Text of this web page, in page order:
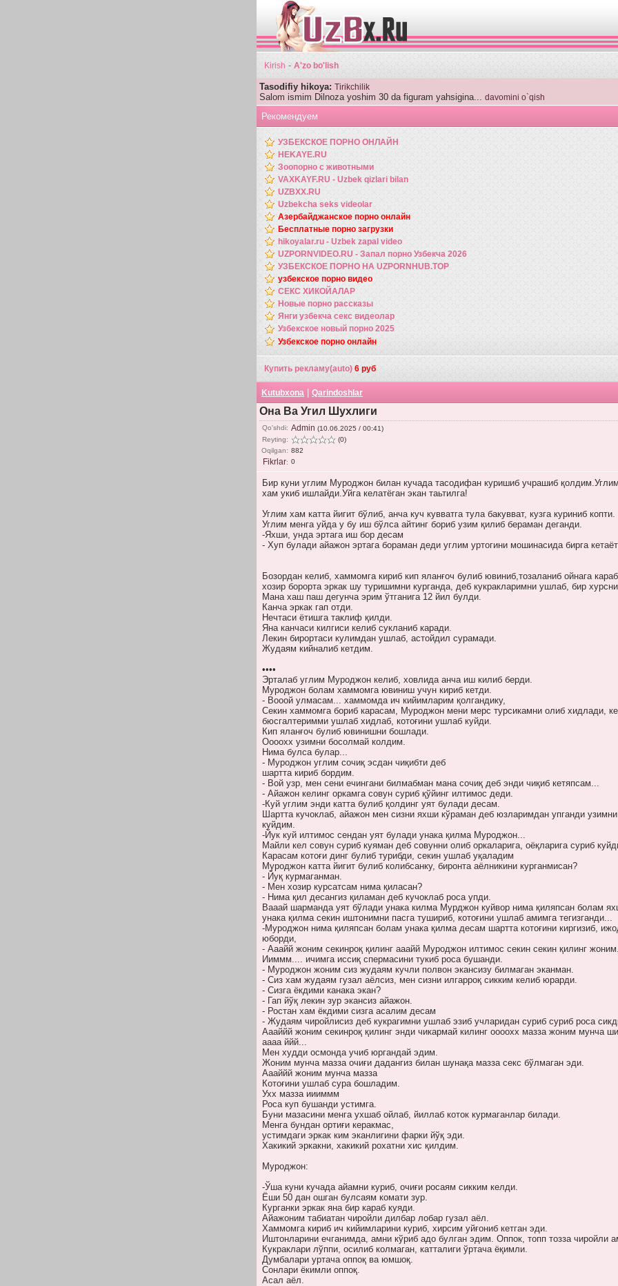
Kirish - A'zo bo'lish
Tasodifiy hikoya: Tirikchilik
Salom ismim Dilnoza yoshim 30 da figuram yahsigina... davomini o`qish
Рекомендуем
УЗБЕКСКОЕ ПОРНО ОНЛАЙН
HEKAYE.RU
Зоопорно с животными
VAXKAYF.RU - Uzbek qizlari bilan
UZBXX.RU
Uzbekcha seks videolar
Азербайджанское порно онлайн
Бесплатные порно загрузки
hikoyalar.ru - Uzbek zapal video
UZPORNVIDEO.RU - Запал порно Узбекча 2026
УЗБЕКСКОЕ ПОРНО НА UZPORNHUB.TOP
узбекское порно видео
СЕКС ХИКОЙАЛАР
Новые порно рассказы
Янги узбекча секс видеолар
Узбекское новый порно 2025
Узбекское порно онлайн
Купить рекламу(auto) 6 руб
Kutubxona | Qarindoshlar
Она Ва Угил Шухлиги
Qo'shdi: Admin (10.06.2025 / 00:41)
Reyting:
(0)
Oqilgan: 882
Fikrlar: 0
Бир куни углим Муроджон билан кучада тасодифан куришиб учрашиб
хам укиб ишлайди.Уйга келатёган экан таьтилга!
Углим хам катта йигит бўлиб, анча куч кувватга тула бакувват, кузга куриниб копти.
Углим менга уйда у бу иш бўлса айтинг бориб узим қилиб бераман деганди.
-Яхши, унда эртага иш бор десам
- Хуп булади айажон эртага бораман деди углим уртогини мошинасида бирга
Бозордан келиб, хаммомга кириб кип яланғоч булиб ювиниб,тозаланиб ойнага
хозир борорта эркак шу туришимни курганда, деб кукракларимни ушлаб, бир
Мана хаш паш дегунча эрим ўтганига 12 йил булди.
Канча эркак гап отди.
Нечтаси ётишга таклиф қилди.
Яна канчаси килгиси келиб сукланиб каради.
Лекин бирортаси кулимдан ушлаб, астойдил сурамади.
Жудаям кийналиб кетдим.
••••
Эрталаб углим Муроджон келиб, ховлида анча иш килиб берди.
Муроджон болам хаммомга ювиниш учун кириб кетди.
- Вооой улмасам... хаммомда ич кийимларим қолгандику,
Секин хаммомга бориб карасам, Муроджон мени мерс турсикамни олиб хидлади,
бюсгалтеримми ушлаб хидлаб, котоғини ушлаб куйди.
Кип яланғоч булиб ювинишни бошлади.
Оооохх узимни босолмай колдим.
Нима булса булар...
- Муроджон углим сочиқ эсдан чиқибти деб
шартта кириб бордим.
- Вой узр, мен сени ечингани билмабман мана сочиқ деб энди чиқиб кетяпсам...
- Айажон келинг оркамга совун суриб қўйинг илтимос деди.
-Куй углим энди катта булиб қолдинг уят булади десам.
Шартта кучоклаб, айажон мен сизни яхши кўраман деб юзларимдан упганди узимни
куйдим.
-Йук куй илтимос сендан уят булади унака қилма Муроджон...
Майли кел совун суриб куяман деб совунни олиб оркаларига, оёқларига суриб
Карасам котоғи динг булиб турибди, секин ушлаб уқаладим
Муроджон катта йигит булиб колибсанку, биронта аёлникини курганмисан?
- Йуқ курмаганман.
- Мен хозир курсатсам нима қиласан?
- Нима қил десангиз қиламан деб кучоклаб роса упди.
Вааай шарманда уят бўлади унака килма Мурджон куйвор нима қиляпсан болам
унака қилма секин иштонимни пасга тушириб, котоғини ушлаб амимга тегизганди...
-Муроджон нима қиляпсан болам унака қилма десам шартта котоғини киргизиб,
юборди,
- Ааайй жоним секинроқ қилинг ааайй Муроджон илтимос секин секин қилинг
Ииммм.... ичимга иссиқ спермасини тукиб роса бушанди.
- Муроджон жоним сиз жудаям кучли полвон экансизу билмаган эканман.
- Сиз хам жудаям гузал аёлсиз, мен сизни илгарроқ сикким келиб юрарди.
- Сизга ёкдими канака экан?
- Гап йўқ лекин зур экансиз айажон.
- Ростан хам ёкдими сизга асалим десам
- Жудаям чиройлисиз деб кукрагимни ушлаб эзиб учларидан суриб суриб роса
Аааййй жоним секинроқ қилинг энди чикармай килинг оооохх мазза жоним мунча
аааа ййй...
Мен худди осмонда учиб юргандай эдим.
Жоним мунча мазза очиғи дадангиз билан шунақа мазза секс бўлмаган эди.
Аааййй жоним мунча мазза
Котоғини ушлаб сура бошладим.
Ухх мазза иииммм
Роса куп бушанди устимга.
Буни мазасини менга ухшаб ойлаб, йиллаб коток курмаганлар билади.
Менга бундан ортиғи керакмас,
устимдаги эркак ким эканлигини фарки йўқ эди.
Хакикий эркакни, хакикий рохатни хис қилдим.
Муроджон:
-Ўша куни кучада айамни куриб, очиғи росаям сикким келди.
Ёши 50 дан ошган булсаям комати зур.
Курганки эркак яна бир караб куяди.
Айажоним табиатан чиройли дилбар лобар гузал аёл.
Хаммомга кириб ич кийимларини куриб, хирсим уйғониб кетган эди.
Иштонларини ечганимда, амни кўриб адо булган эдим. Оппок, топп тозза чиройли
Кукраклари лўппи, осилиб колмаган, катталиги ўртача ёқимли.
Думбалари уртача оппоқ ва юмшоқ.
Сонлари ёкимли оппоқ.
Асал аёл.